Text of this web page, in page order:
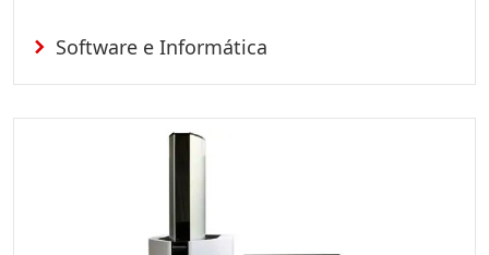
Software e Informática